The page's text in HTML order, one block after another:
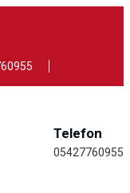
Telefon
05427760955